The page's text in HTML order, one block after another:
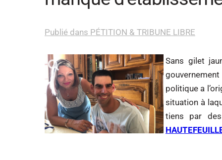
Publié dans PÉTITION & TRIBUNE LIBRE
Sans gilet
politique a
situation à
tiens par